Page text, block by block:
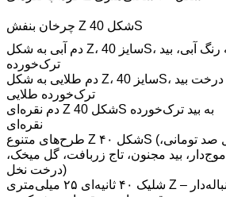
چرخان بنفش Z شکل 40S
دم آبی به شکل Z، سایز 40S، به رنگ آبی، بید
ترک‌خورده
دم طلایی به شکل Z، سایز 40S، به درخت بید
ترک‌خورده طلایی
دم نقره‌ای Z شکل 40S به بید ترک‌خورده
نقره‌ای
طرح‌های متنوع Z شکل ۴۰S (گل صد تومانی،
موج‌دار، بید مجنون، تاج زربافت، گل میخک،
درخت نخل)
شلیک ۴۰ ثانیه‌ای ۲۵ میلی‌متری Z – دنباله‌دار